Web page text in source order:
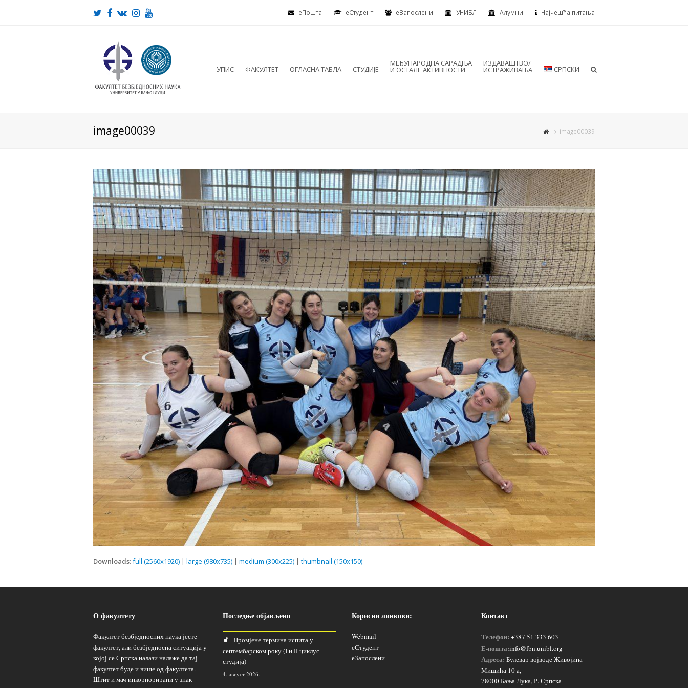
еПошта eСтудент еЗапослени УНИБЛ Алумни Најчешћа питања
Twitter
Facebook
VKInstagram
Youtube
УПИС ФАКУЛТЕТ ОГЛАСНА ТАБЛА СТУДИЈЕ
МЕЂУНАРОДНА САРАДЊА
И ОСТАЛЕ АКТИВНОСТИ
ИЗДАВАШТВО/
ИСТРАЖИВАЊА СРПСКИ
image00039 image00039
Downloads: full (2560x1920) | large (980x735) | medium (300x225) | thumbnail (150x150)
О факултету
Факултет безбједносних наука јесте
факултет, али безбједносна ситуација у
којој се Српска налази налаже да тај
факултет буде и више од факултета.
Штит и мач инкорпорирани у знак
Последње објављено
Промјене термина испита у
септембарском року (I и II циклус
студија)
4. август 2026.
Корисни линкови:
Webmail
еСтудент
еЗапослени
Контакт
Телефон: +387 51 333 603
Е-пошта:info@fbn.unibl.org
Адреса: Булевар војводе Живојина
Мишића 10 а,
78000 Бања Лука, Р. Српска